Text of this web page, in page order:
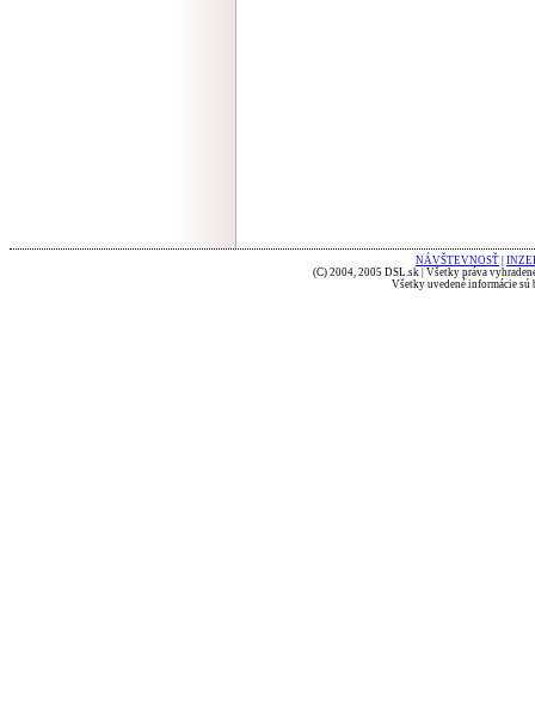
NÁVŠTEVNOSŤ
(C) 2004, 2005 DSL.sk | Všetky práva
Všetky uvedené informácie sú